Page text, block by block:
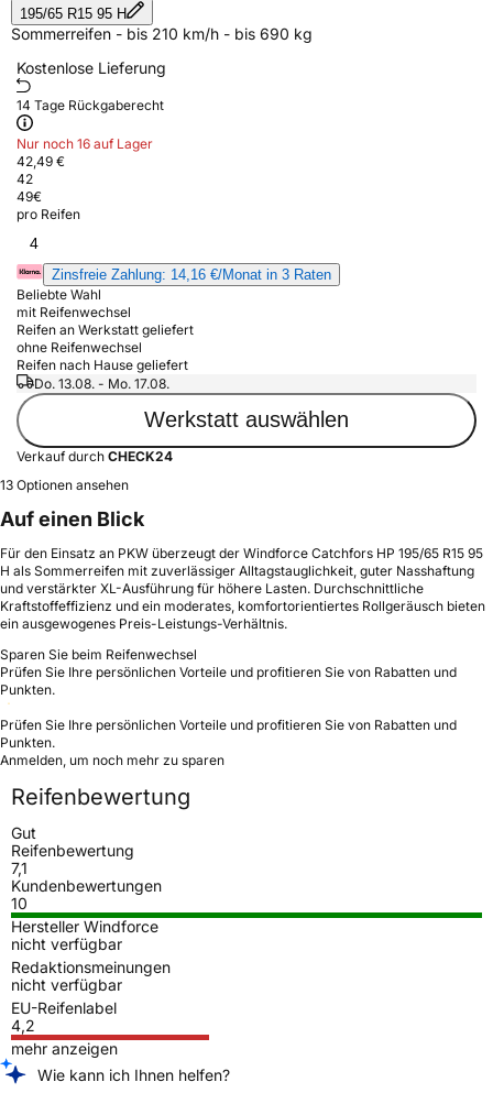
195/65 R15 95 H
Sommerreifen - bis 210 km/h - bis 690 kg
Kostenlose Lieferung
14 Tage Rückgaberecht
Nur noch 16 auf Lager
42,49 €
42
49€
pro Reifen
4
Zinsfreie Zahlung: 14,16 €/Monat in 3 Raten
Beliebte Wahl
mit Reifenwechsel
Reifen an Werkstatt geliefert
ohne Reifenwechsel
Reifen nach Hause geliefert
Do. 13.08. - Mo. 17.08.
Werkstatt auswählen
Verkauf durch CHECK24
13 Optionen ansehen
Auf einen Blick
Für den Einsatz an PKW überzeugt der Windforce Catchfors HP 195/65 R15 95
H als Sommerreifen mit zuverlässiger Alltagstauglichkeit, guter Nasshaftung
und verstärkter XL-Ausführung für höhere Lasten. Durchschnittliche
Kraftstoffeffizienz und ein moderates, komfortorientiertes Rollgeräusch bieten
ein ausgewogenes Preis-Leistungs-Verhältnis.
Sparen Sie beim Reifenwechsel
Prüfen Sie Ihre persönlichen Vorteile und profitieren Sie von Rabatten und
Punkten.
Prüfen Sie Ihre persönlichen Vorteile und profitieren Sie von Rabatten und
Punkten.
Anmelden, um noch mehr zu sparen
Reifenbewertung
Gut
Reifenbewertung
7,1
Kundenbewertungen
10
Hersteller Windforce
nicht verfügbar
Redaktionsmeinungen
nicht verfügbar
EU-Reifenlabel
4,2
mehr anzeigen
Wie kann ich Ihnen helfen?